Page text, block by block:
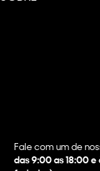
Fale com um de
das 9:00 as 18:00